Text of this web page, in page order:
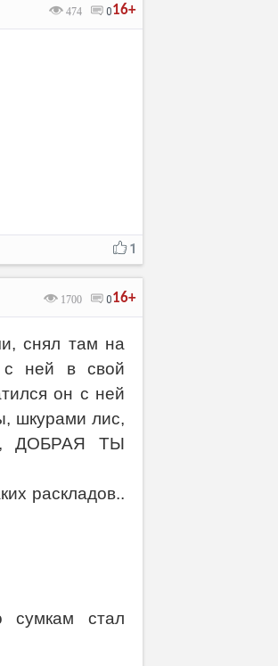
16+
474 0
1
16+
1700 0
снял там на
с ней в свой
он с ней
шкурами лис,
ДОБРАЯ ТЫ
раскладов..
сумкам стал